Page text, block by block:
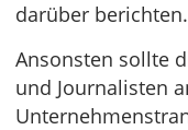
darüber berichten.
Ansonsten sollte
und Journalisten